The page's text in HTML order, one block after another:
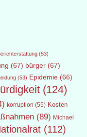
(53)
(67) bürger (67)
(53) Epidemie (66)
(124)
korruption (55) Kosten
(89) Michael
(112)